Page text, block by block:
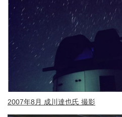
2007年8月 成川達也氏 撮影